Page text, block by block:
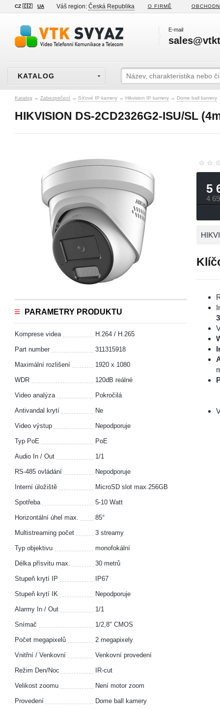
CZ 🇨🇿 UA Váš region: Česká Republika O FIRMĚ
E-mail
KATALOG
Katalog → Zabezpečení → Síťové IP kamery → Hikvision IP kamery → Dome ball kamery
HIKVISION DS-2CD2326G2-ISU/SL
PARAMETRY PRODUKTU
Komprese videa H.264 / H.265
Part number 311315918
Maximální rozlišení 1920 x 1080
WDR 120dB reálné
Video analýza Pokročilá
Antivandal krytí Ne
Video výstup Nepodporuje
Typ PoE PoE
Audio In / Out 1/1
RS-485 ovládání Nepodporuje
Interní úložiště MicroSD slot max.256GB
Spotřeba 5-10 Watt
Horizontální úhel max. 85°
Multistreaming počet 3 streamy
Typ objektivu monofokální
Délka přísvitu max. 30 metrů
Stupeň krytí IP IP67
Stupeň krytí IK Nepodporuje
Alarmy In / Out 1/1
Snímač 1/2,8" CMOS
Počet megapixelů 2 megapixely
Vnitřní / Venkovní Venkovní provedení
Režim Den/Noc IR-cut
Velikost zoomu Není motor zoom
Provedení Dome ball kamery
5
4